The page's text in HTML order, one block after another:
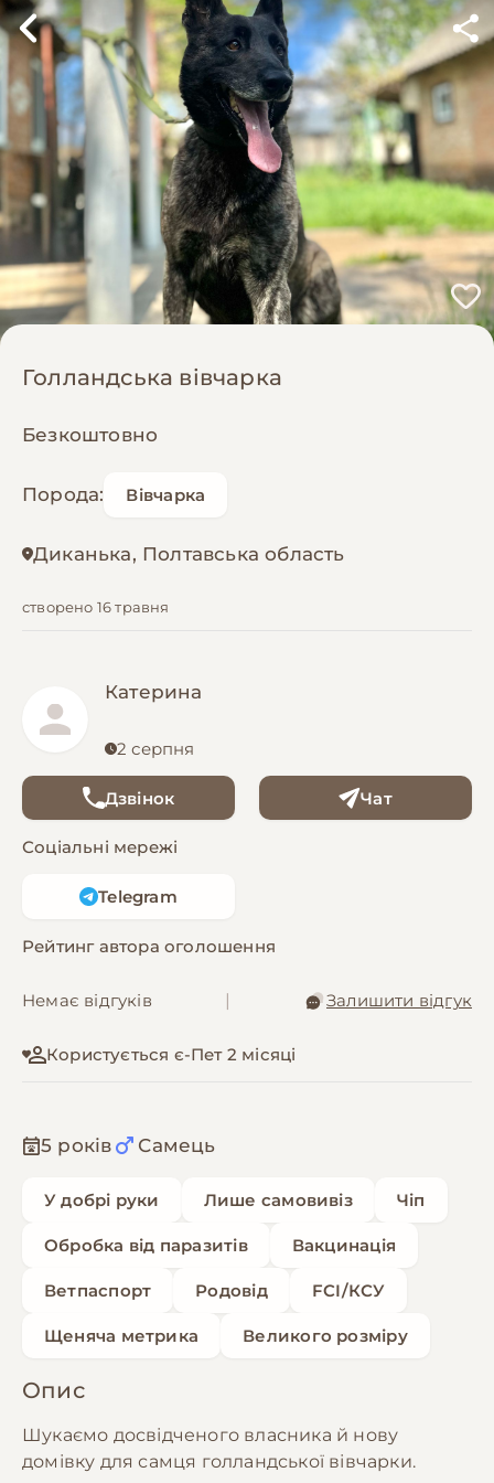
Голландська вівчарка
Безкоштовно
Порода: Вівчарка
Диканька, Полтавська область
створено 16 травня
Катерина
2 серпня
Дзвінок Чат
Соціальні мережі
Telegram
Рейтинг автора оголошення
Немає відгуків Залишити відгук
Користується є-Пет 2 місяці
5 років Самець
У добрі руки Лише самовивіз Чіп
Обробка від паразитів Вакцинація
Ветпаспорт Родовід FCI/КСУ
Щеняча метрика Великого розміру
Опис
Шукаємо досвідченого власника й нову
домівку для самця голландської вівчарки.